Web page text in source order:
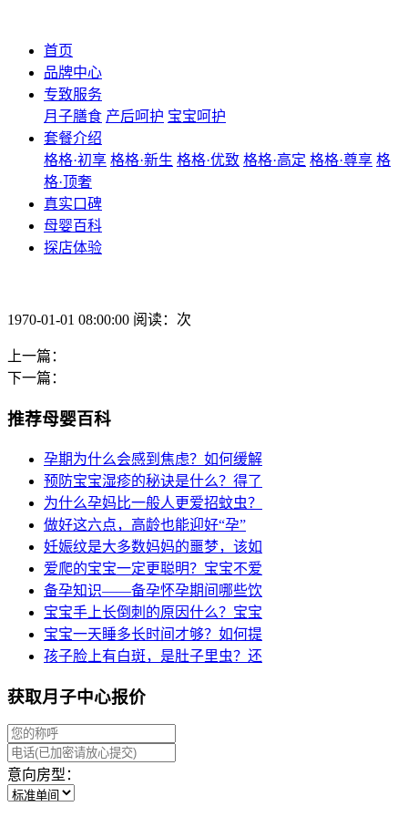
首页
品牌中心
专致服务
月子膳食 产后呵护 宝宝呵护
套餐介绍
格格·初享 格格·新生 格格·优致 格格·高定 格格·尊享 格
格·顶奢
真实口碑
母婴百科
探店体验
1970-01-01 08:00:00 阅读：次
上一篇：
下一篇：
推荐母婴百科
孕期为什么会感到焦虑？如何缓解
预防宝宝湿疹的秘诀是什么？得了
为什么孕妈比一般人更爱招蚊虫？
做好这六点，高龄也能迎好“孕”
妊娠纹是大多数妈妈的噩梦，该如
爱爬的宝宝一定更聪明？宝宝不爱
备孕知识——备孕怀孕期间哪些饮
宝宝手上长倒刺的原因什么？宝宝
宝宝一天睡多长时间才够？如何提
孩子脸上有白斑，是肚子里虫？还
获取月子中心报价
意向房型：